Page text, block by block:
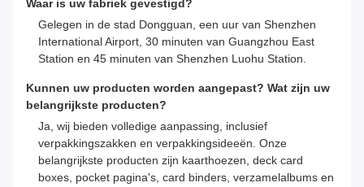
Waar is uw fabriek gevestigd?
Gelegen in de stad Dongguan, een uur van Shenzhen
International Airport, 30 minuten van Guangzhou East
Station en 45 minuten van Shenzhen Luohu Station.
Kunnen uw producten worden aangepast? Wat zijn uw
belangrijkste producten?
Ja, wij bieden volledige aanpassing, inclusief
verpakkingszakken en verpakkingsideeën. Onze
belangrijkste producten zijn kaarthoezen, deck card
boxes, pocket pagina's, card binders, verzamelalbums en